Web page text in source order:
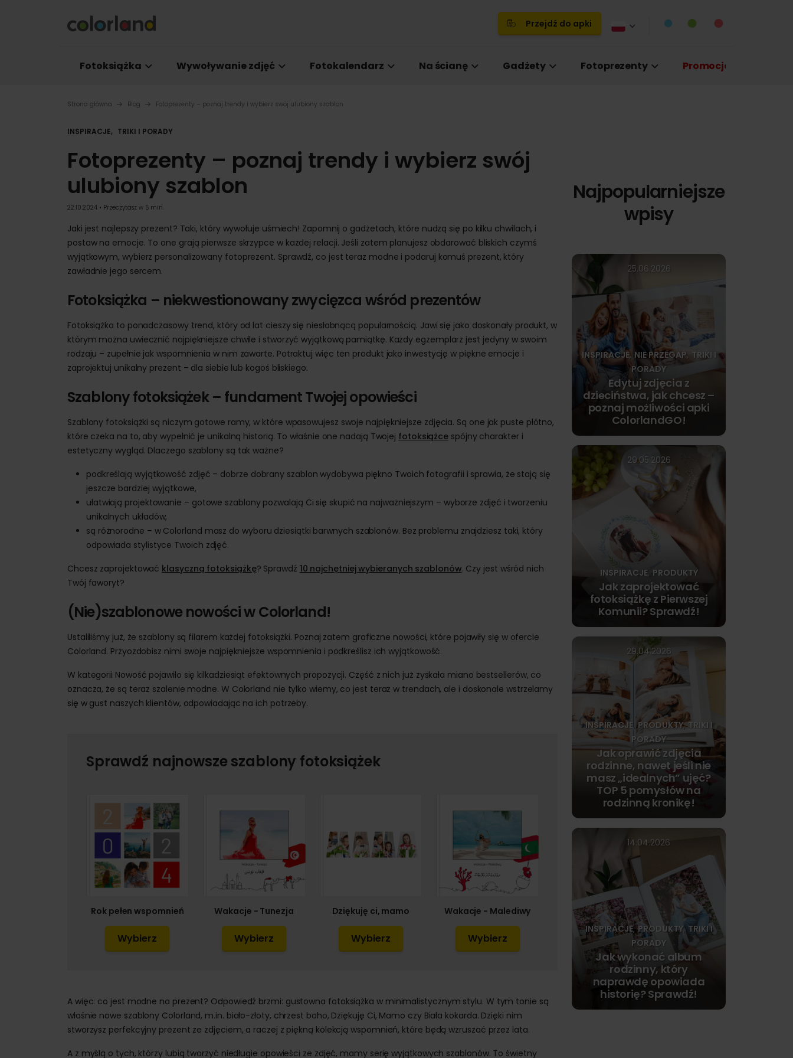
Przejdź do apki
Fotoksiążka Wywoływanie zdjęć Fotokalendarz Na ścianę Gadżety Fotoprezenty Promocje
Strona główna Blog Fotoprezenty – poznaj trendy i wybierz swój ulubiony szablon
INSPIRACJE, TRIKI I PORADY
Fotoprezenty – poznaj trendy i wybierz swój
ulubiony szablon
22.10.2024 • Przeczytasz w 5 min.
Jaki jest najlepszy prezent? Taki, który wywołuje uśmiech! Zapomnij o gadżetach, które nudzą się po kilku chwilach, i
postaw na emocje. To one grają pierwsze skrzypce w każdej relacji. Jeśli zatem planujesz obdarować bliskich czymś
wyjątkowym, wybierz personalizowany fotoprezent. Sprawdź, co jest teraz modne i podaruj komuś prezent, który
zawładnie jego sercem.
Fotoksiążka – niekwestionowany zwycięzca wśród prezentów
Fotoksiążka to ponadczasowy trend, który od lat cieszy się niesłabnącą popularnością. Jawi się jako doskonały produkt, w
którym można uwiecznić najpiękniejsze chwile i stworzyć wyjątkową pamiątkę. Każdy egzemplarz jest jedyny w swoim
rodzaju – zupełnie jak wspomnienia w nim zawarte. Potraktuj więc ten produkt jako inwestycję w piękne emocje i
zaprojektuj unikalny prezent – dla siebie lub kogoś bliskiego.
Szablony fotoksiążek – fundament Twojej opowieści
Szablony fotoksiążki są niczym gotowe ramy, w które wpasowujesz swoje najpiękniejsze zdjęcia. Są one jak puste płótno,
które czeka na to, aby wypełnić je unikalną historią. To właśnie one nadają Twojej fotoksiążce spójny charakter i
estetyczny wygląd. Dlaczego szablony są tak ważne?
podkreślają wyjątkowość zdjęć – dobrze dobrany szablon wydobywa piękno Twoich fotografii i sprawia, że stają się
jeszcze bardziej wyjątkowe,
ułatwiają projektowanie – gotowe szablony pozwalają Ci się skupić na najważniejszym – wyborze zdjęć i tworzeniu
unikalnych układów,
są różnorodne – w Colorland masz do wyboru dziesiątki barwnych szablonów. Bez problemu znajdziesz taki, który
odpowiada stylistyce Twoich zdjęć.
Chcesz zaprojektować klasyczną fotoksiążkę? Sprawdź 10 najchętniej wybieranych szablonów. Czy jest wśród nich
Twój faworyt?
(Nie)szablonowe nowości w Colorland!
Ustaliliśmy już, że szablony są filarem każdej fotoksiążki. Poznaj zatem graficzne nowości, które pojawiły się w ofercie
Colorland. Przyozdobisz nimi swoje najpiękniejsze wspomnienia i podkreślisz ich wyjątkowość.
W kategorii Nowość pojawiło się kilkadziesiąt efektownych propozycji. Część z nich już zyskała miano bestsellerów, co
oznacza, że są teraz szalenie modne. W Colorland nie tylko wiemy, co jest teraz w trendach, ale i doskonale wstrzelamy
się w gust naszych klientów, odpowiadając na ich potrzeby.
Sprawdź najnowsze szablony fotoksiążek
Rok pełen wspomnień
Wybierz
Wakacje - Tunezja
Wybierz
Dziękuję ci, mamo
Wybierz
Wakacje - Malediwy
Wybierz
A więc: co jest modne na prezent? Odpowiedź brzmi: gustowna fotoksiążka w minimalistycznym stylu. W tym tonie są
właśnie nowe szablony Colorland, m.in. biało-złoty, chrzest boho, Dziękuję Ci, Mamo czy Biała kokarda. Dzięki nim
stworzysz perfekcyjny prezent ze zdjęciem, a raczej z piękną kolekcją wspomnień, które będą wzruszać przez lata.
A z myślą o tych, którzy lubią tworzyć niedługie opowieści ze zdjęć, mamy serię wyjątkowych szablonów. To świetny
Najpopularniejsze
wpisy
25.06.2026
INSPIRACJE, NIE PRZEGAP TRIKI I
PORADY
Edytuj zdjęcia z
dzieciństwa, jak chcesz –
poznaj możliwości apki
ColorlandGO!
29.05.2026
INSPIRACJE, PRODUKTY
Jak zaprojektować
fotoksiążkę z Pierwszej
Komunii? Sprawdź!
29.04.2026
INSPIRACJE ,PRODUKTY,TRIKI I
PORADY
Jak oprawić zdjęcia
rodzinne, nawet jeśli nie
masz „idealnych” ujęć?
TOP 5 pomysłów na
rodzinną kronikę!
14.04.2026
INSPIRACJE,PRODUKTY, TRIKI I
PORADY
Jak wykonać album
rodzinny, który
naprawdę opowiada
historię? Sprawdź!